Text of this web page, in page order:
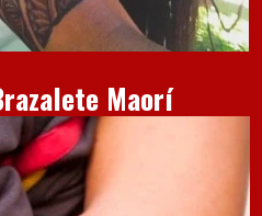
Maorí